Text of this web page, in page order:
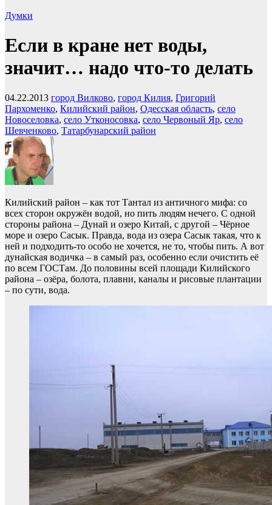
Думки
Если в кране нет воды,
значит… надо что-то делать
04.22.2013 город Вилково, город Килия, Григорий
Пархоменко, Килийский район, Одесская область, село
Новоселовка, село Утконосовка, село Червоный Яр, село
Шевченково, Татарбунарский район
Килийский район – как тот Тантал из античного мифа: со
всех сторон окружён водой, но пить людям нечего. С одной
стороны района – Дунай и озеро Китай, с другой – Чёрное
море и озеро Сасык. Правда, вода из озера Сасык такая, что к
ней и подходить-то особо не хочется, не то, чтобы пить. А вот
дунайская водичка – в самый раз, особенно если очистить её
по всем ГОСТам. До половины всей площади Килийского
района – озёра, болота, плавни, каналы и рисовые плантации
– по сути, вода.